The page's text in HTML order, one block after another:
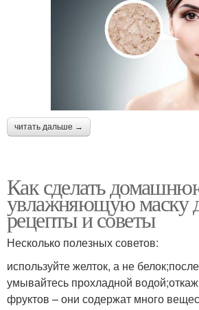
читать дальше →
Как сделать
увлажняющую маску
рецепты и советы
Несколько полезных советов:
используйте желток, а не
умывайтесь прохладной
фруктов – они содержат много